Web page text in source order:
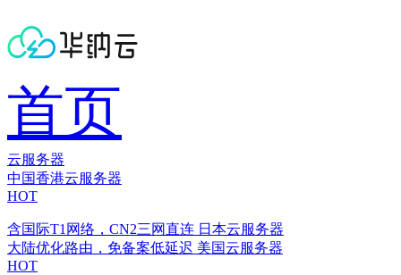
首页
云服务器
中国香港云服务器
HOT
含国际T1网络，CN2三网直连 日本云服务器
大陆优化路由，免备案低延迟 美国云服务器
HOT